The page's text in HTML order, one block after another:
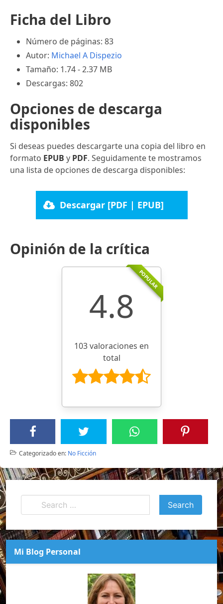
Ficha del Libro
Número de páginas: 83
Autor: Michael A Dispezio
Tamaño: 1.74 - 2.37 MB
Descargas: 802
Opciones de descarga
disponibles
Si deseas puedes descargarte una copia del libro en
formato EPUB y PDF. Seguidamente te mostramos
una lista de opciones de descarga disponibles:
Descargar [PDF | EPUB]
Opinión de la crítica
POPULAR
4.8
103 valoraciones en
total
Categorizado en: No Ficción
Mi Blog Personal